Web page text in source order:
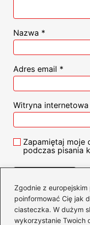
Zgodnie z
poinformować Cię jak
ciasteczka. W dużym
wykorzystanie Twoich
Nazwa *
Adres email *
Witryna internetowa
Zapamiętaj moje
podczas pisania
Poczytaj